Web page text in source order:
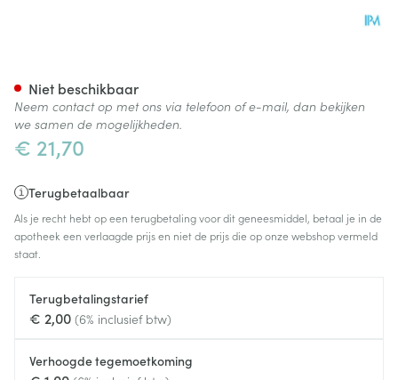
€ 21,70
Terugbetaalbaar
Als je recht hebt op een terugbetaling voor dit geneesmiddel, betaal je in de
apotheek een verlaagde prijs en niet de prijs die op onze webshop vermeld
staat.
Terugbetalingstarief
€ 2,00 (6% inclusief btw)
Verhoogde tegemoetkoming
Niet beschikbaar
Neem contact op met ons via telefoon of e-mail, dan bekijken
we samen de mogelijkheden.